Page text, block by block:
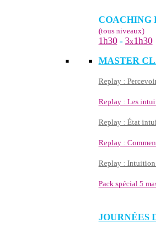
COACHING
(tous niveaux)
1h30 - 3x1h30
MASTER
Replay :
Replay : Les
Replay : État
Replay :
Replay :
Pack spécial 5
JOURNÉES